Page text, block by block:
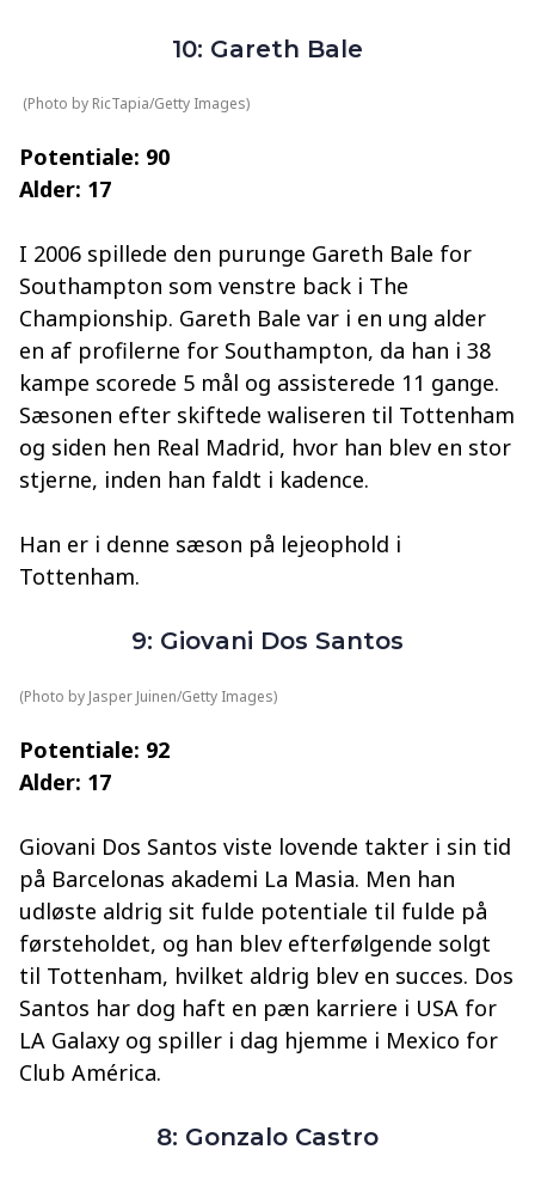
10: Gareth Bale
(Photo by RicTapia/Getty Images)
Potentiale: 90
Alder: 17
I 2006 spillede den purunge Gareth Bale for
Southampton som venstre back i The
Championship. Gareth Bale var i en ung alder
en af profilerne for Southampton, da han i 38
kampe scorede 5 mål og assisterede 11 gange.
Sæsonen efter skiftede waliseren til Tottenham
og siden hen Real Madrid, hvor han blev en stor
stjerne, inden han faldt i kadence.
Han er i denne sæson på lejeophold i
Tottenham.
9: Giovani Dos Santos
(Photo by Jasper Juinen/Getty Images)
Potentiale: 92
Alder: 17
Giovani Dos Santos viste lovende takter i sin tid
på Barcelonas akademi La Masia. Men han
udløste aldrig sit fulde potentiale til fulde på
førsteholdet, og han blev efterfølgende solgt
til Tottenham, hvilket aldrig blev en succes. Dos
Santos har dog haft en pæn karriere i USA for
LA Galaxy og spiller i dag hjemme i Mexico for
Club América.
8: Gonzalo Castro